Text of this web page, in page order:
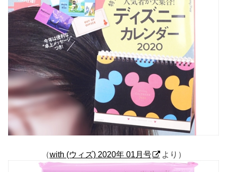
（with (ウィズ) 2020年 01月号 より）